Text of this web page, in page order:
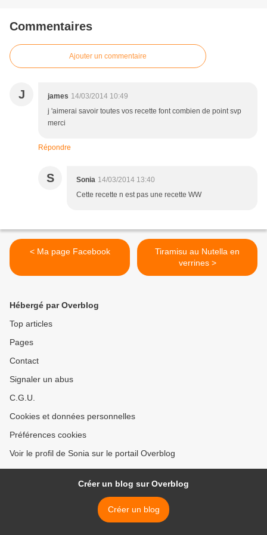
Commentaires
Ajouter un commentaire
J james 14/03/2014 10:49
j 'aimerai savoir toutes vos recette font combien de point svp
merci
Répondre
S Sonia 14/03/2014 13:40
Cette recette n est pas une recette WW
< Ma page Facebook
Tiramisu au Nutella en
verrines >
Hébergé par Overblog
Top articles
Pages
Contact
Signaler un abus
C.G.U.
Cookies et données personnelles
Préférences cookies
Voir le profil de Sonia sur le portail Overblog
Créer un blog sur Overblog
Créer un blog